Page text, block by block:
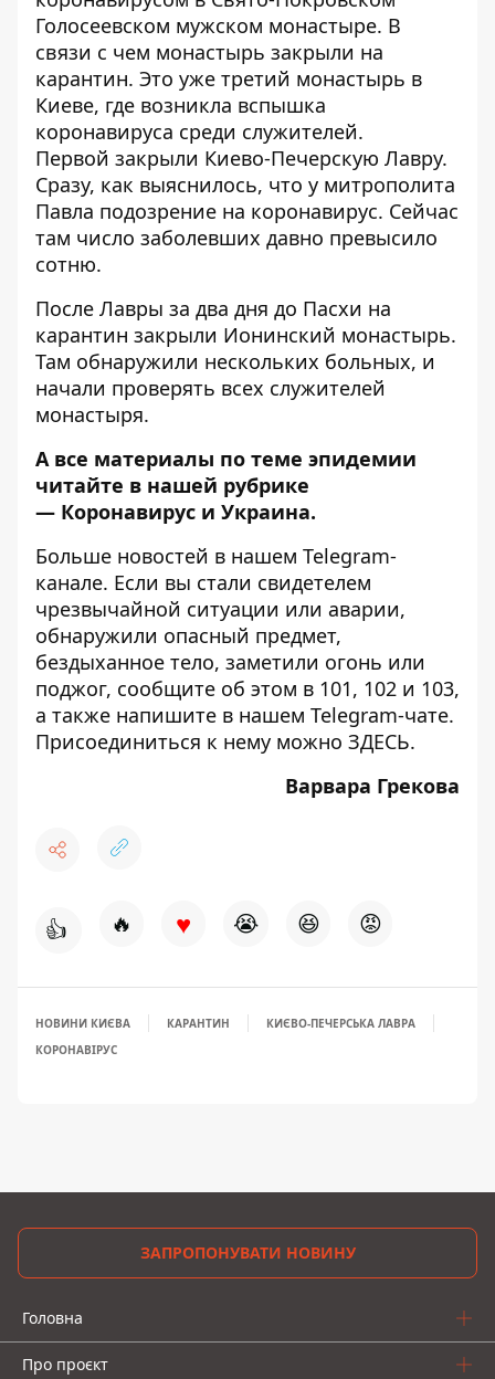
Голосеевском мужском монастыре. В
связи с чем монастырь закрыли на
карантин. Это уже третий монастырь в
Киеве, где возникла вспышка
коронавируса среди служителей.
Первой закрыли Киево-Печерскую Лавру.
Сразу, как выяснилось, что у митрополита
Павла подозрение на коронавирус. Сейчас
там число заболевших давно превысило
сотню.
После Лавры за два дня до Пасхи на
карантин закрыли Ионинский монастырь.
Там обнаружили нескольких больных, и
начали проверять всех служителей
монастыря.
А все материалы по теме эпидемии
читайте в нашей рубрике
— Коронавирус и Украина.
Больше новостей в нашем Telegram-
канале. Если вы стали свидетелем
чрезвычайной ситуации или аварии,
обнаружили опасный предмет,
бездыханное тело, заметили огонь или
поджог, сообщите об этом в 101, 102 и 103,
а также напишите в нашем Telegram-чате.
Присоединиться к нему можно ЗДЕСЬ.
Варвара Грекова
👍 🔥 ♥ 😭 😆 😡
НОВИНИ КИЄВА КАРАНТИН
КИЄВО-ПЕЧЕРСЬКА ЛАВРА
КОРОНАВІРУС
ЗАПРОПОНУВАТИ НОВИНУ
Головна
Про проєкт